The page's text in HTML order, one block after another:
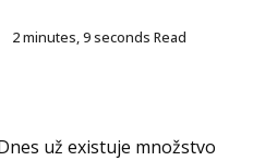
2 minutes, 9 seconds Read
už existuje množstvo